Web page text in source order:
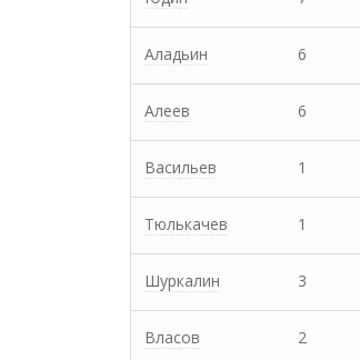
Аладьин 6
Алеев 6
Васильев 1
Тюлькачев 1
Шуркалин 3
Власов 2